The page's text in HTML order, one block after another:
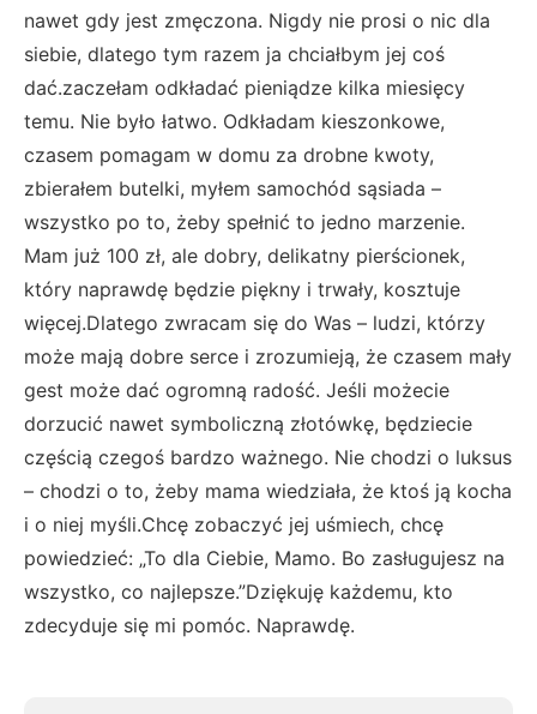
nawet gdy jest zmęczona. Nigdy nie prosi o nic dla
siebie, dlatego tym razem ja chciałbym jej coś
dać.zaczełam odkładać pieniądze kilka miesięcy
temu. Nie było łatwo. Odkładam kieszonkowe,
czasem pomagam w domu za drobne kwoty,
zbierałem butelki, myłem samochód sąsiada –
wszystko po to, żeby spełnić to jedno marzenie.
Mam już 100 zł, ale dobry, delikatny pierścionek,
który naprawdę będzie piękny i trwały, kosztuje
więcej.Dlatego zwracam się do Was – ludzi, którzy
może mają dobre serce i zrozumieją, że czasem mały
gest może dać ogromną radość. Jeśli możecie
dorzucić nawet symboliczną złotówkę, będziecie
częścią czegoś bardzo ważnego. Nie chodzi o luksus
– chodzi o to, żeby mama wiedziała, że ktoś ją kocha
i o niej myśli.Chcę zobaczyć jej uśmiech, chcę
powiedzieć: „To dla Ciebie, Mamo. Bo zasługujesz na
wszystko, co najlepsze.”Dziękuję każdemu, kto
zdecyduje się mi pomóc. Naprawdę.